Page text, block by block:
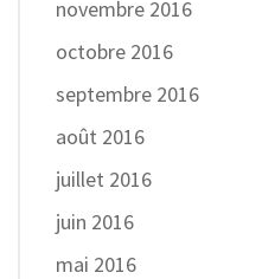
novembre 2016
octobre 2016
septembre 2016
août 2016
juillet 2016
juin 2016
mai 2016